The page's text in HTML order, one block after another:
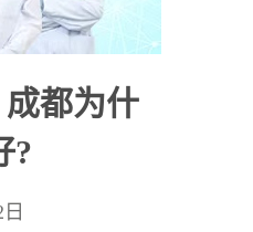
都为什
?